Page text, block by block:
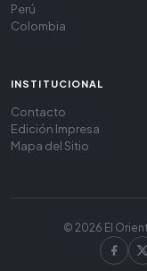
Perú
Colombia
INSTITUCIONAL
Contacto
Edición Impresa
Mapa del Sitio
© 2026 El